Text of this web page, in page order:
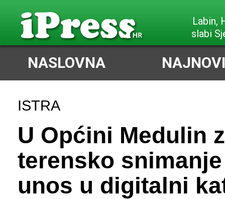
Labin,
slabi
NASLOVNA
ISTRA
U Općini Medulin
terensko
unos u digitalni